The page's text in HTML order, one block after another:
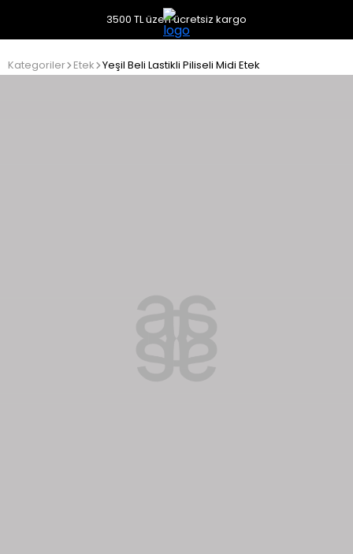
3500 TL üzeri ücretsiz kargo
Kategoriler Etek Yeşil Beli Lastikli Piliseli Midi Etek